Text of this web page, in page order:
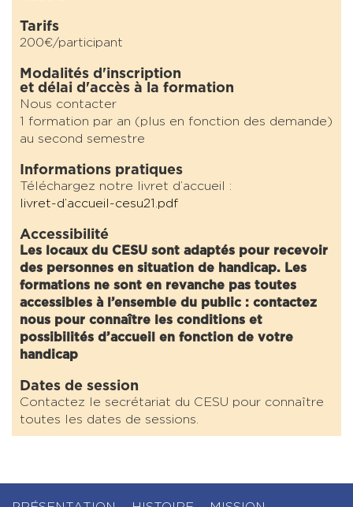
Tarifs
200€/participant
Modalités d'inscription
et délai d'accès à la formation
Nous contacter
1 formation par an (plus en fonction des demande)
au second semestre
Informations pratiques
Téléchargez notre livret d’accueil :
livret-d’accueil-cesu21.pdf
Accessibilité
Les locaux du CESU sont adaptés pour recevoir
des personnes en situation de handicap. Les
formations ne sont en revanche pas toutes
accessibles à l’ensemble du public : contactez
nous pour connaître les conditions et
possibilités d’accueil en fonction de votre
handicap
Dates de session
Contactez le secrétariat du CESU pour connaître
toutes les dates de sessions.